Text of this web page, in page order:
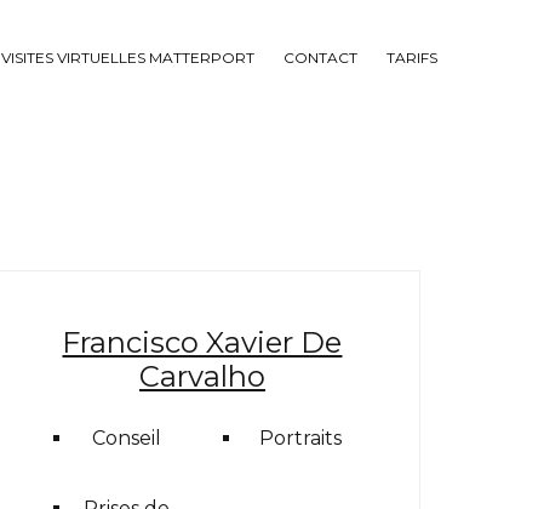
VISITES VIRTUELLES MATTERPORT CONTACT TARIFS
Francisco Xavier De
Carvalho
Conseil Portraits